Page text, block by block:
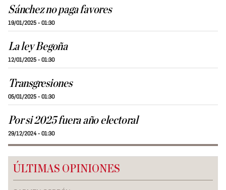
Sánchez no paga favores
19/01/2025 - 01:30
La ley Begoña
12/01/2025 - 01:30
Transgresiones
05/01/2025 - 01:30
Por si 2025 fuera año electoral
29/12/2024 - 01:30
ÚLTIMAS OPINIONES